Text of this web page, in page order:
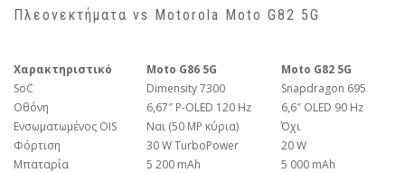
Πλεονεκτήματα vs Motorola Moto G82 5G
Χαρακτηριστικό Moto G86 5G
Moto G82 5G
SoC
Dimensity 7300
Snapdragon 695
Οθόνη
6,67″ P-OLED 120 Hz
6,6″ OLED 90 Hz
Ενσωματωμένος OIS
Ναι (50 MP κύρια)
Όχι
Φόρτιση
30 W TurboPower
20 W
Μπαταρία
5 200 mAh 5 000 mAh